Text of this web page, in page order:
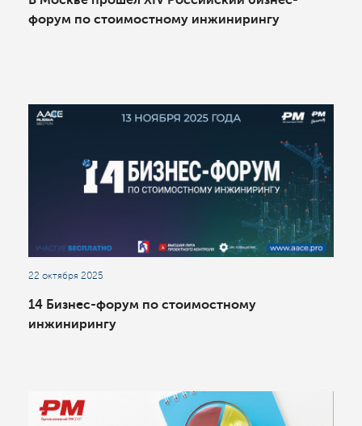
форум по стоимостному инжинирингу
22 октября 2025
14 Бизнес-форум по стоимостному
инжинирингу